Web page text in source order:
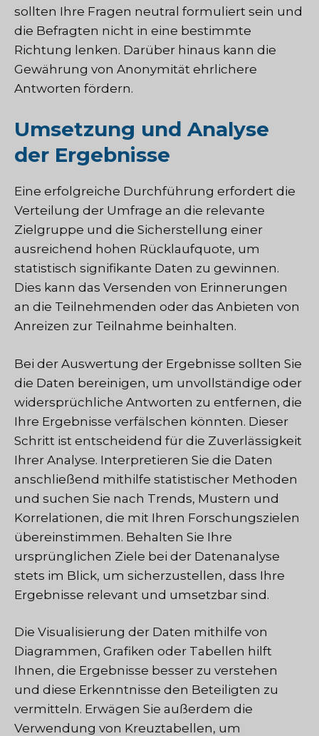
sollten Ihre Fragen neutral formuliert sein und
die Befragten nicht in eine bestimmte
Richtung lenken. Darüber hinaus kann die
Gewährung von Anonymität ehrlichere
Antworten fördern.
Umsetzung und Analyse
der Ergebnisse
Eine erfolgreiche Durchführung erfordert die
Verteilung der Umfrage an die relevante
Zielgruppe und die Sicherstellung einer
ausreichend hohen Rücklaufquote, um
statistisch signifikante Daten zu gewinnen.
Dies kann das Versenden von Erinnerungen
an die Teilnehmenden oder das Anbieten von
Anreizen zur Teilnahme beinhalten.
Bei der Auswertung der Ergebnisse sollten Sie
die Daten bereinigen, um unvollständige oder
widersprüchliche Antworten zu entfernen, die
Ihre Ergebnisse verfälschen könnten. Dieser
Schritt ist entscheidend für die Zuverlässigkeit
Ihrer Analyse. Interpretieren Sie die Daten
anschließend mithilfe statistischer Methoden
und suchen Sie nach Trends, Mustern und
Korrelationen, die mit Ihren Forschungszielen
übereinstimmen. Behalten Sie Ihre
ursprünglichen Ziele bei der Datenanalyse
stets im Blick, um sicherzustellen, dass Ihre
Ergebnisse relevant und umsetzbar sind.
Die Visualisierung der Daten mithilfe von
Diagrammen, Grafiken oder Tabellen hilft
Ihnen, die Ergebnisse besser zu verstehen
und diese Erkenntnisse den Beteiligten zu
vermitteln. Erwägen Sie außerdem die
Verwendung von Kreuztabellen, um